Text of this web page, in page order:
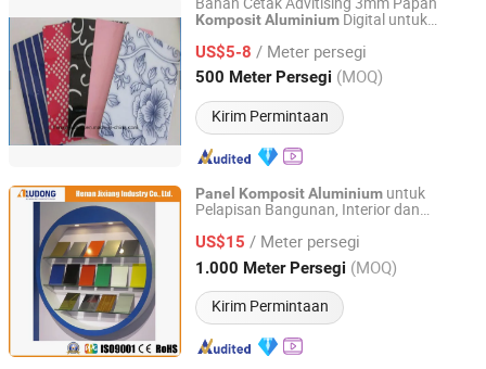
KompositAluminium Digital untuk
US$5-8 / Meter persegi
500 Meter Persegi (MOQ)
Kirim Permintaan
Henan Jixiang Industry Co., Ltd.
Henan, China Harga mulai 2017
Panel KompositAluminium untuk
Pelapisan Bangunan, Interior dan
Ruangan
US$15 / Meter persegi
1.000 Meter Persegi (MOQ)
Kirim Permintaan
Henan Jixiang Industry Co., Ltd.
Henan, China Harga mulai 2017